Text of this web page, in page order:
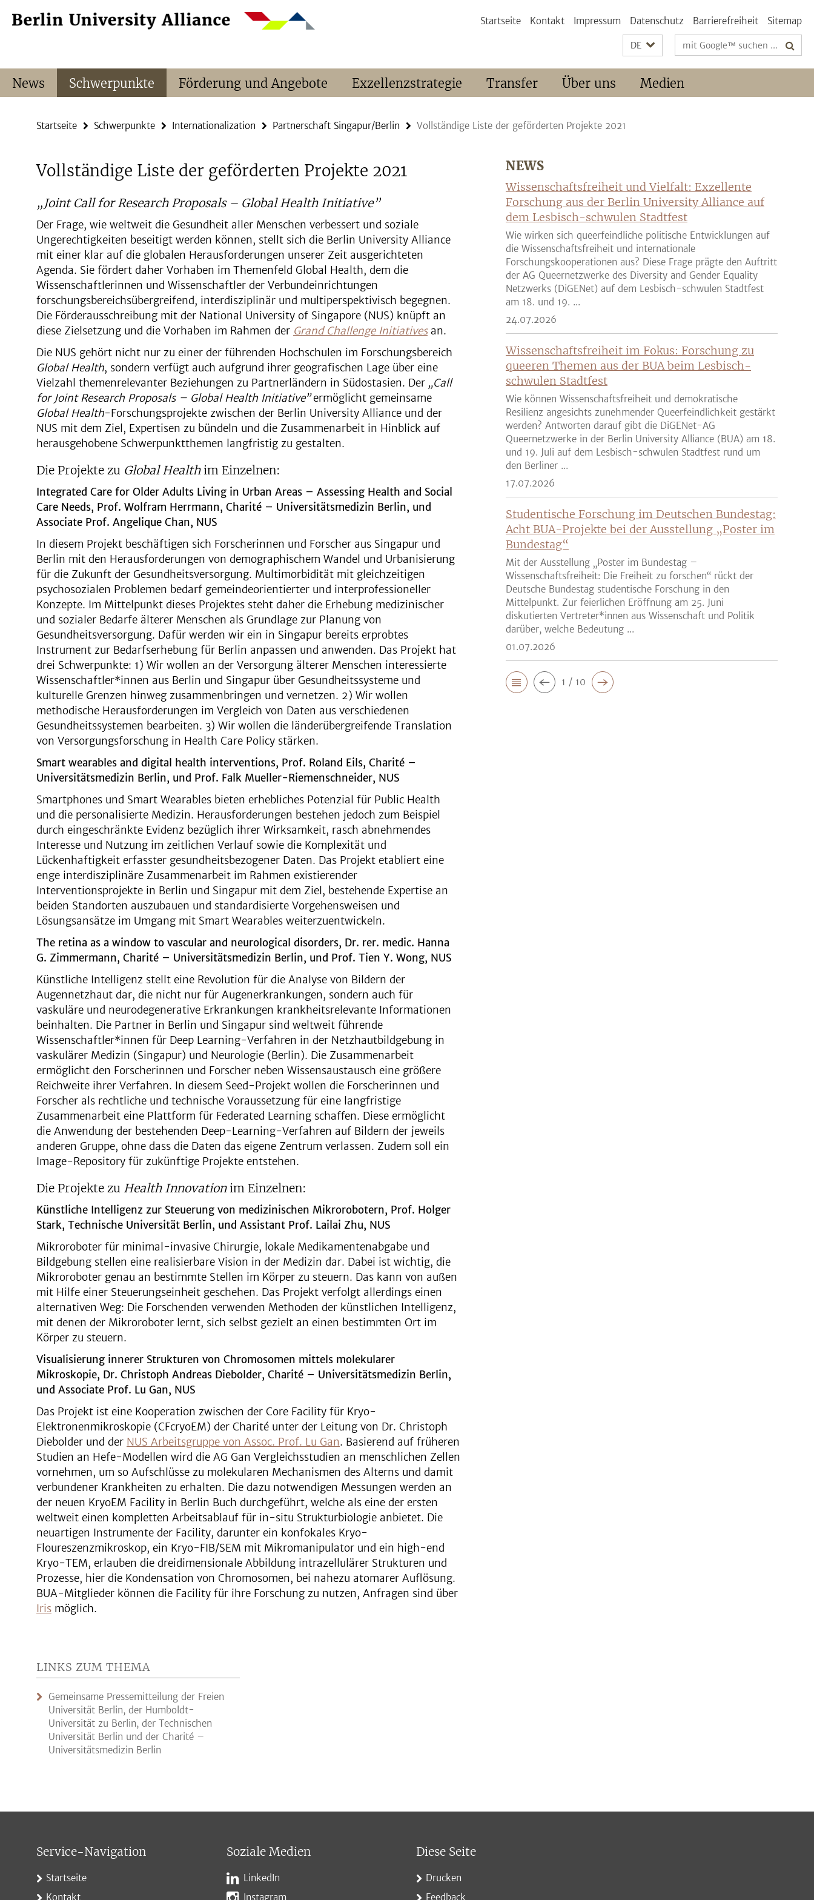
direkt
Service-
Startseite Kontakt Impressum Datenschutz Barrierefreiheit Sitemap
DE Suchbegriffe
News Schwerpunkte Förderung und Angebote Exzellenzstrategie Transfer Über uns Medien
Startseite Schwerpunkte Internationalization Partnerschaft Singapur/Berlin Vollständige Liste der geförderten Projekte 2021
Vollständige Liste der geförderten Projekte 2021
„Joint Call for Research Proposals – Global Health Initiative”
Der Frage, wie weltweit die Gesundheit aller Menschen verbessert und soziale
Ungerechtigkeiten beseitigt werden können, stellt sich die Berlin University Alliance
mit einer klar auf die globalen Herausforderungen unserer Zeit ausgerichteten
Agenda. Sie fördert daher Vorhaben im Themenfeld Global Health, dem die
Wissenschaftlerinnen und Wissenschaftler der Verbundeinrichtungen
forschungsbereichsübergreifend, interdisziplinär und multiperspektivisch begegnen.
Die Förderausschreibung mit der National University of Singapore (NUS) knüpft an
diese Zielsetzung und die Vorhaben im Rahmen der Grand Challenge Initiativesan.
Die NUS gehört nicht nur zu einer der führenden Hochschulen im Forschungsbereich
Global Health, sondern verfügt auch aufgrund ihrer geografischen Lage über eine
Vielzahl themenrelevanter Beziehungen zu Partnerländern in Südostasien. Der „Call
for Joint Research Proposals – Global Health Initiative”ermöglicht gemeinsame
Global Health-Forschungsprojekte zwischen der Berlin University Alliance und der
NUS mit dem Ziel, Expertisen zu bündeln und die Zusammenarbeit in Hinblick auf
herausgehobene Schwerpunktthemen langfristig zu gestalten.
Die Projekte zu Global Healthim Einzelnen:
Integrated Care for Older Adults Living in Urban Areas – Assessing Health and Social
Care Needs, Prof. Wolfram Herrmann, Charité – Universitätsmedizin Berlin, und
Associate Prof. Angelique Chan, NUS
In diesem Projekt beschäftigen sich Forscherinnen und Forscher aus Singapur und
Berlin mit den Herausforderungen von demographischem Wandel und Urbanisierung
für die Zukunft der Gesundheitsversorgung. Multimorbidität mit gleichzeitigen
psychosozialen Problemen bedarf gemeindeorientierter und interprofessioneller
Konzepte. Im Mittelpunkt dieses Projektes steht daher die Erhebung medizinischer
und sozialer Bedarfe älterer Menschen als Grundlage zur Planung von
Gesundheitsversorgung. Dafür werden wir ein in Singapur bereits erprobtes
Instrument zur Bedarfserhebung für Berlin anpassen und anwenden. Das Projekt hat
drei Schwerpunkte: 1) Wir wollen an der Versorgung älterer Menschen interessierte
Wissenschaftler*innen aus Berlin und Singapur über Gesundheitssysteme und
kulturelle Grenzen hinweg zusammenbringen und vernetzen. 2) Wir wollen
methodische Herausforderungen im Vergleich von Daten aus verschiedenen
Gesundheitssystemen bearbeiten. 3) Wir wollen die länderübergreifende Translation
von Versorgungsforschung in Health Care Policy stärken.
Smart wearables and digital health interventions, Prof. Roland Eils, Charité –
Universitätsmedizin Berlin, und Prof. Falk Mueller-Riemenschneider, NUS
Smartphones und Smart Wearables bieten erhebliches Potenzial für Public Health
und die personalisierte Medizin. Herausforderungen bestehen jedoch zum Beispiel
durch eingeschränkte Evidenz bezüglich ihrer Wirksamkeit, rasch abnehmendes
Interesse und Nutzung im zeitlichen Verlauf sowie die Komplexität und
Lückenhaftigkeit erfasster gesundheitsbezogener Daten. Das Projekt etabliert eine
enge interdisziplinäre Zusammenarbeit im Rahmen existierender
Interventionsprojekte in Berlin und Singapur mit dem Ziel, bestehende Expertise an
beiden Standorten auszubauen und standardisierte Vorgehensweisen und
Lösungsansätze im Umgang mit Smart Wearables weiterzuentwickeln.
The retina as a window to vascular and neurological disorders, Dr. rer. medic. Hanna
G. Zimmermann, Charité – Universitätsmedizin Berlin, und Prof. Tien Y. Wong, NUS
Künstliche Intelligenz stellt eine Revolution für die Analyse von Bildern der
Augennetzhaut dar, die nicht nur für Augenerkrankungen, sondern auch für
vaskuläre und neurodegenerative Erkrankungen krankheitsrelevante Informationen
beinhalten. Die Partner in Berlin und Singapur sind weltweit führende
Wissenschaftler*innen für Deep Learning-Verfahren in der Netzhautbildgebung in
vaskulärer Medizin (Singapur) und Neurologie (Berlin). Die Zusammenarbeit
ermöglicht den Forscherinnen und Forscher neben Wissensaustausch eine größere
Reichweite ihrer Verfahren. In diesem Seed-Projekt wollen die Forscherinnen und
Forscher als rechtliche und technische Voraussetzung für eine langfristige
Zusammenarbeit eine Plattform für Federated Learning schaffen. Diese ermöglicht
die Anwendung der bestehenden Deep-Learning-Verfahren auf Bildern der jeweils
anderen Gruppe, ohne dass die Daten das eigene Zentrum verlassen. Zudem soll ein
Image-Repository für zukünftige Projekte entstehen.
Die Projekte zu Health Innovationim Einzelnen:
Künstliche Intelligenz zur Steuerung von medizinischen Mikrorobotern, Prof. Holger
Stark, Technische Universität Berlin, und Assistant Prof. Lailai Zhu, NUS
Mikroroboter für minimal-invasive Chirurgie, lokale Medikamentenabgabe und
Bildgebung stellen eine realisierbare Vision in der Medizin dar. Dabei ist wichtig, die
Mikroroboter genau an bestimmte Stellen im Körper zu steuern. Das kann von außen
mit Hilfe einer Steuerungseinheit geschehen. Das Projekt verfolgt allerdings einen
alternativen Weg: Die Forschenden verwenden Methoden der künstlichen Intelligenz,
mit denen der Mikroroboter lernt, sich selbst gezielt an einen bestimmten Ort im
Körper zu steuern.
Visualisierung innerer Strukturen von Chromosomen mittels molekularer
Mikroskopie, Dr. Christoph Andreas Diebolder, Charité – Universitätsmedizin Berlin,
und Associate Prof. Lu Gan, NUS
Das Projekt ist eine Kooperation zwischen der Core Facility für Kryo-
Elektronenmikroskopie (CFcryoEM) der Charité unter der Leitung von Dr. Christoph
Diebolder und der NUS Arbeitsgruppe von Assoc. Prof. Lu Gan. Basierend auf früheren
Studien an Hefe-Modellen wird die AG Gan Vergleichsstudien an menschlichen Zellen
vornehmen, um so Aufschlüsse zu molekularen Mechanismen des Alterns und damit
verbundener Krankheiten zu erhalten. Die dazu notwendigen Messungen werden an
der neuen KryoEM Facility in Berlin Buch durchgeführt, welche als eine der ersten
weltweit einen kompletten Arbeitsablauf für in-situ Strukturbiologie anbietet. Die
neuartigen Instrumente der Facility, darunter ein konfokales Kryo-
Floureszenzmikroskop, ein Kryo-FIB/SEM mit Mikromanipulator und ein high-end
Kryo-TEM, erlauben die dreidimensionale Abbildung intrazellulärer Strukturen und
Prozesse, hier die Kondensation von Chromosomen, bei nahezu atomarer Auflösung.
BUA-Mitglieder können die Facility für ihre Forschung zu nutzen, Anfragen sind über
Iris möglich.
LINKS ZUM THEMA
Gemeinsame Pressemitteilung der Freien
Universität Berlin, der Humboldt-
Universität zu Berlin, der Technischen
Universität Berlin und der Charité –
Universitätsmedizin Berlin
NEWS
Wissenschaftsfreiheit und Vielfalt: Exzellente
Forschung aus der Berlin University Alliance auf
dem Lesbisch-schwulen Stadtfest
Wie wirken sich queerfeindliche politische Entwicklungen auf
die Wissenschaftsfreiheit und internationale
Forschungskooperationen aus? Diese Frage prägte den Auftritt
der AG Queernetzwerke des Diversity and Gender Equality
Netzwerks (DiGENet) auf dem Lesbisch-schwulen Stadtfest
am 18. und 19. ...
24.07.2026
Wissenschaftsfreiheit im Fokus: Forschung zu
queeren Themen aus der BUA beim Lesbisch-
schwulen Stadtfest
Wie können Wissenschaftsfreiheit und demokratische
Resilienz angesichts zunehmender Queerfeindlichkeit gestärkt
werden? Antworten darauf gibt die DiGENet-AG
Queernetzwerke in der Berlin University Alliance (BUA) am 18.
und 19. Juli auf dem Lesbisch-schwulen Stadtfest rund um
den Berliner ...
17.07.2026
Studentische Forschung im Deutschen Bundestag:
Acht BUA-Projekte bei der Ausstellung „Poster im
Bundestag“
Mit der Ausstellung „Poster im Bundestag –
Wissenschaftsfreiheit: Die Freiheit zu forschen“ rückt der
Deutsche Bundestag studentische Forschung in den
Mittelpunkt. Zur feierlichen Eröffnung am 25. Juni
diskutierten Vertreter*innen aus Wissenschaft und Politik
darüber, welche Bedeutung ...
01.07.2026
1 / 10
Service-Navigation
Startseite
Kontakt
Soziale Medien
LinkedIn
Instagram
Diese Seite
Drucken
Feedback